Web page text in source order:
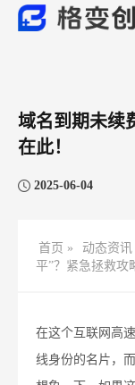
域名到期未续
在此！
2025-06-04
首页 » 动态资讯
平”？紧急拯救攻
在这个互联网高
线身份的名片，